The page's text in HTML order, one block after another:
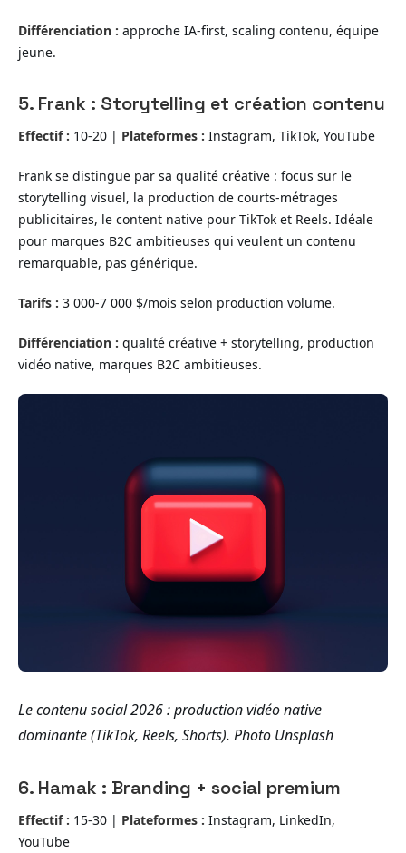
Différenciation : approche IA-first, scaling contenu, équipe
jeune.
5. Frank : Storytelling et création contenu
Effectif : 10-20 | Plateformes : Instagram, TikTok, YouTube
Frank se distingue par sa qualité créative : focus sur le
storytelling visuel, la production de courts-métrages
publicitaires, le content native pour TikTok et Reels. Idéale
pour marques B2C ambitieuses qui veulent un contenu
remarquable, pas générique.
Tarifs : 3 000-7 000 $/mois selon production volume.
Différenciation : qualité créative + storytelling, production
vidéo native, marques B2C ambitieuses.
Le contenu social 2026 : production vidéo native
dominante (TikTok, Reels, Shorts). Photo Unsplash
6. Hamak : Branding + social premium
Effectif : 15-30 | Plateformes : Instagram, LinkedIn,
YouTube